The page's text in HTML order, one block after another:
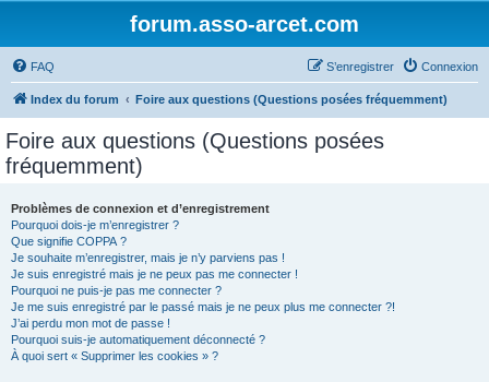
forum.asso-arcet.com
FAQ Connexion
S’enregistrer
Index du forum Foire aux questions (Questions posées fréquemment)
Foire aux questions (Questions posées
fréquemment)
Problèmes de connexion et d’enregistrement
Pourquoi dois-je m’enregistrer ?
Que signifie COPPA ?
Je souhaite m’enregistrer, mais je n’y parviens pas !
Je suis enregistré mais je ne peux pas me connecter !
Pourquoi ne puis-je pas me connecter ?
Je me suis enregistré par le passé mais je ne peux plus me connecter ?!
J’ai perdu mon mot de passe !
Pourquoi suis-je automatiquement déconnecté ?
À quoi sert « Supprimer les cookies » ?